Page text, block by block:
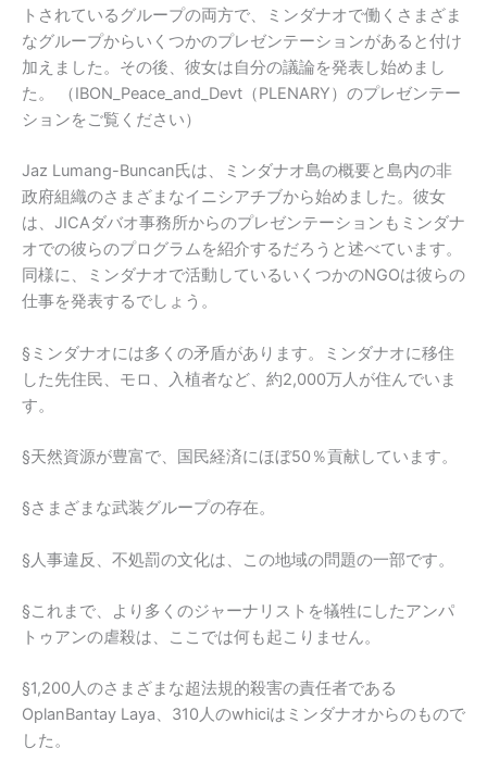
トされているグループの両方で、ミンダナオで働くさまざま
なグループからいくつかのプレゼンテーションがあると付け
加えました。その後、彼女は自分の議論を発表し始めまし
た。 （IBON_Peace_and_Devt（PLENARY）のプレゼンテー
ションをご覧ください）
Jaz Lumang-Buncan氏は、ミンダナオ島の概要と島内の非
政府組織のさまざまなイニシアチブから始めました。彼女
は、JICAダバオ事務所からのプレゼンテーションもミンダナ
オでの彼らのプログラムを紹介するだろうと述べています。
同様に、ミンダナオで活動しているいくつかのNGOは彼らの
仕事を発表するでしょう。
§ミンダナオには多くの矛盾があります。ミンダナオに移住
した先住民、モロ、入植者など、約2,000万人が住んでいま
す。
§天然資源が豊富で、国民経済にほぼ50％貢献しています。
§さまざまな武装グループの存在。
§人事違反、不処罰の文化は、この地域の問題の一部です。
§これまで、より多くのジャーナリストを犠牲にしたアンパ
トゥアンの虐殺は、ここでは何も起こりません。
§1,200人のさまざまな超法規的殺害の責任者である
OplanBantay Laya、310人のwhiciはミンダナオからのもので
した。